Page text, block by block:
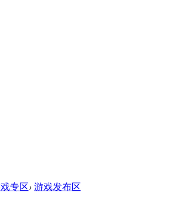
专区› 游戏发布区